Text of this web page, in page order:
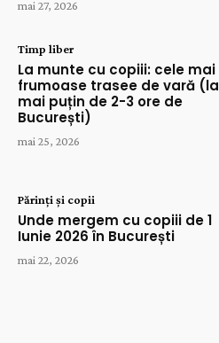
mai 27, 2026
Timp liber
La munte cu copiii: cele mai
frumoase trasee de vară (la
mai puțin de 2-3 ore de
București)
mai 25, 2026
Părinți și copii
Unde mergem cu copiii de 1
Iunie 2026 în București
mai 22, 2026